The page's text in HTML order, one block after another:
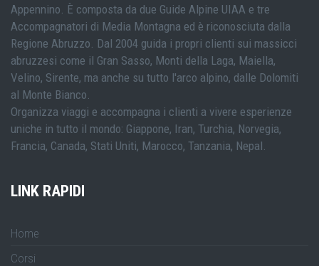
Appennino. È composta da due Guide Alpine UIAA e tre
Accompagnatori di Media Montagna ed è riconosciuta dalla
Regione Abruzzo. Dal 2004 guida i propri clienti sui massicci
abruzzesi come il Gran Sasso, Monti della Laga, Maiella,
Velino, Sirente, ma anche su tutto l'arco alpino, dalle Dolomiti
al Monte Bianco.
Organizza viaggi e accompagna i clienti a vivere esperienze
uniche in tutto il mondo: Giappone, Iran, Turchia, Norvegia,
Francia, Canada, Stati Uniti, Marocco, Tanzania, Nepal.
LINK RAPIDI
Home
Corsi